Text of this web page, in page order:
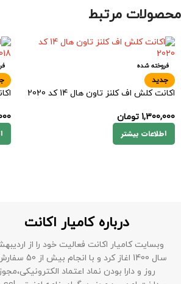
محصولات مرتبط
فروخته شده
جدید
اکانت کلش اف کلنز تاون هال 14 کد 2020
1,300,000 تومان
اطلاعات بیشتر
درباره کامیار اکانت
وبسایت کامیار اکانت فعالیت خود را از
سال 1400 اغاز کرد و با انجام
روز و دارا بودن نماد اعتماد الکترونیکی،مجوز